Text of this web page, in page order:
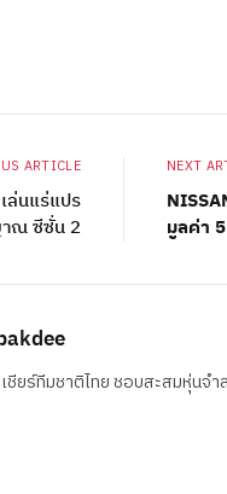
ARTICLE
ล่นแร่แปร
ณ ซีซั่น 2
NEXT
มูลค่า
ชียร์ทีมชาติไทย ชอบสะสมหุ่นจ